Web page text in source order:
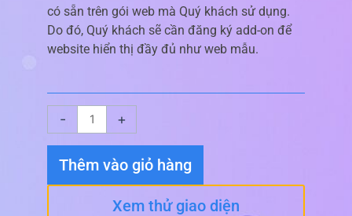
có sẵn trên gói web mà Quý khách sử dụng.
Do đó, Quý khách sẽ cần đăng ký add-on để
website hiển thị đầy đủ như web mẫu.
-
diện
Tin
Tức
+
Thêm vào giỏ hàng
Xem thử giao diện